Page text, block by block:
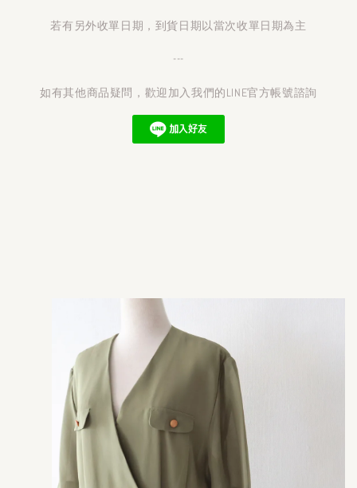
若有另外收單日期，到貨日期以當次收單日期為主
---
如有其他商品疑問，歡迎加入我們的LINE官方帳號諮詢